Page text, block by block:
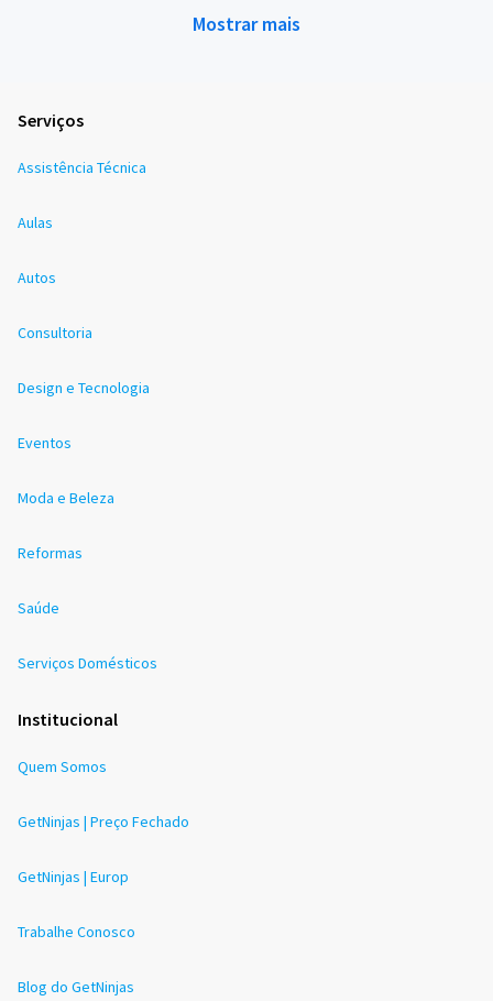
Mostrar mais
Serviços
Assistência Técnica
Aulas
Autos
Consultoria
Design e Tecnologia
Eventos
Moda e Beleza
Reformas
Saúde
Serviços Domésticos
Institucional
Quem Somos
GetNinjas | Preço Fechado
GetNinjas | Europ
Trabalhe Conosco
Blog do GetNinjas